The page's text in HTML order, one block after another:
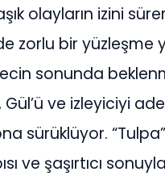
olayların izini
zorlu bir yüzleşme
sonunda
ve izleyiciyi
sürüklüyor.
ve şaşırtıcı sonuyla